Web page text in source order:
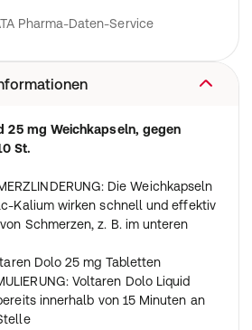
Pharma-Daten-Service
25 mg Weichkapseln, gegen
St.
Die Weichkapseln
Kalium wirken schnell und effektiv
Schmerzen, z. B. im unteren
Dolo 25 mg Tabletten
Voltaren Dolo Liquid
innerhalb von 15 Minuten an